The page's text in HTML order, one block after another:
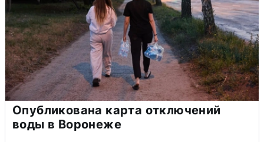
Опубликована карта отключений
воды в Воронеже